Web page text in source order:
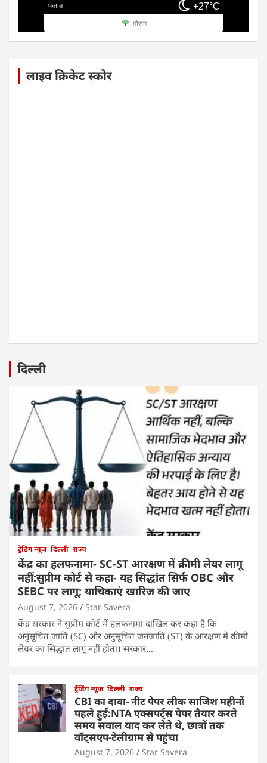
पंजाब +27°C
मौसम
लाइव क्रिकेट स्कोर
दिल्ली
ट्रेंडिंग न्यूज दिल्ली राज्य
केंद्र का हलफनामा- SC-ST आरक्षण में क्रीमी लेयर लागू
नहीं:सुप्रीम कोर्ट से कहा- यह सिद्धांत सिर्फ OBC और
SEBC पर लागू; याचिकाएं खारिज की जाए
August 7, 2026 Star Savera
केंद्र सरकार ने सुप्रीम कोर्ट में हलफनामा दाखिल कर कहा है कि
अनुसूचित जाति (SC) और अनुसूचित जनजाति (ST) के आरक्षण में क्रीमी
लेयर का सिद्धांत लागू नहीं होता। सरकार…
ट्रेंडिंग न्यूज दिल्ली राज्य
CBI का दावा- नीट पेपर लीक साजिश महीनों
पहले हुई:NTA एक्सपर्ट्स पेपर तैयार करते
समय सवाल याद कर लेते थे, छात्रों तक
वॉट्सएप-टेलीग्राम से पहुंचा
August 7, 2026 Star Savera